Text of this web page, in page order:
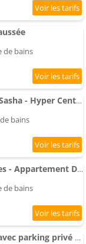
de bains
Appartement Le Cocon de Sasha - Hyper Centre - Climatisation - Proche Gare
bains
Classé 2 étoiles - 3 chambres - Appartement Douillet au bord du Quai De Londres dans le cœur de la v
de bains
Appartement romantique avec parking privé - FR-1-585-168